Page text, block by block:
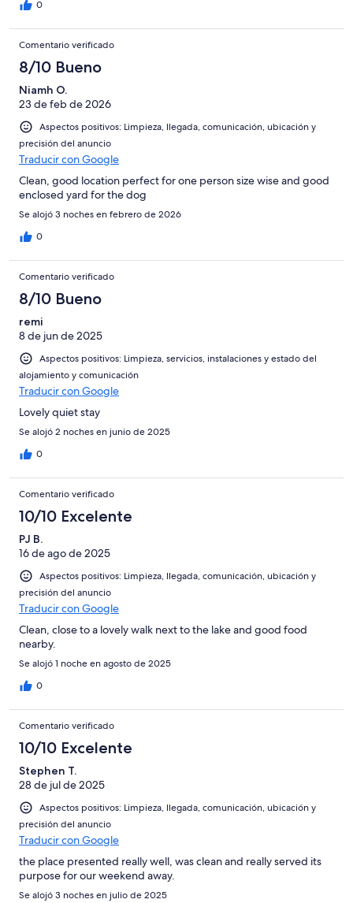
0
Comentario verificado
8/10 Bueno
Niamh O.
23 de feb de 2026
Aspectos positivos: Limpieza, llegada, comunicación, ubicación y
precisión del anuncio
Traducir con Google
Clean, good location perfect for one person size wise and good
enclosed yard for the dog
Se alojó 3 noches en febrero de 2026
0
Comentario verificado
8/10 Bueno
remi
8 de jun de 2025
Aspectos positivos: Limpieza, servicios, instalaciones y estado del
alojamiento y comunicación
Traducir con Google
Lovely quiet stay
Se alojó 2 noches en junio de 2025
0
Comentario verificado
10/10 Excelente
PJ B.
16 de ago de 2025
Aspectos positivos: Limpieza, llegada, comunicación, ubicación y
precisión del anuncio
Traducir con Google
Clean, close to a lovely walk next to the lake and good food
nearby.
Se alojó 1 noche en agosto de 2025
0
Comentario verificado
10/10 Excelente
Stephen T.
28 de jul de 2025
Aspectos positivos: Limpieza, llegada, comunicación, ubicación y
precisión del anuncio
Traducir con Google
the place presented really well, was clean and really served its
purpose for our weekend away.
Se alojó 3 noches en julio de 2025